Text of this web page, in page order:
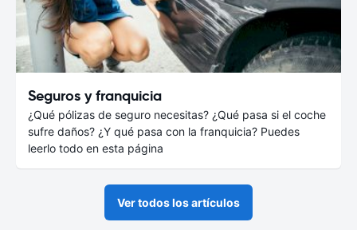
Seguros y franquicia
¿Qué pólizas de seguro necesitas? ¿Qué pasa si el coche
sufre daños? ¿Y qué pasa con la franquicia? Puedes
leerlo todo en esta página
Ver todos los artículos